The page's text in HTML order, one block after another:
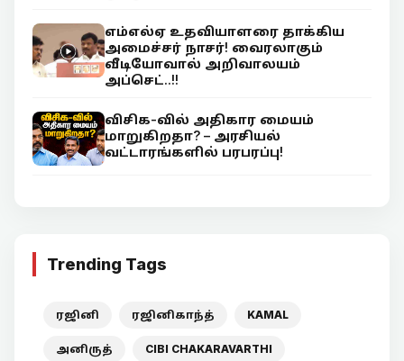
எம்எல்ஏ உதவியாளரை தாக்கிய
அமைச்சர் நாசர்! வைரலாகும்
வீடியோவால் அறிவாலயம்
அப்செட்..!!
விசிக-வில் அதிகார மையம்
மாறுகிறதா? – அரசியல்
வட்டாரங்களில் பரபரப்பு!
Trending Tags
ரஜினி ரஜினிகாந்த் KAMAL
அனிருத் CIBI CHAKARAVARTHI